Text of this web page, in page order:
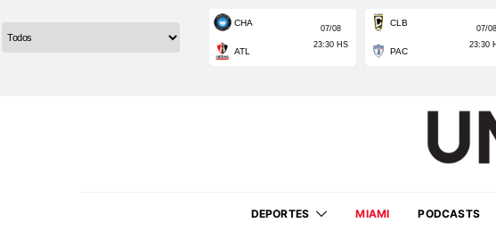
DEPORTES MIAMI PODCASTS